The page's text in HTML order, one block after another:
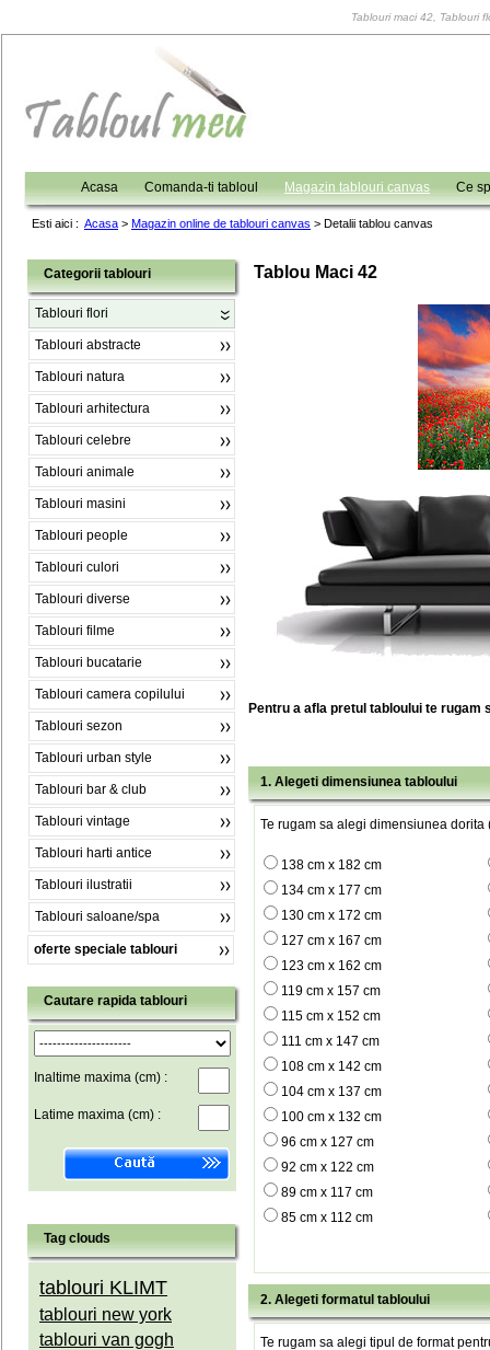
Tablouri maci 42, Tablouri
Acasa Comanda-ti tabloul Magazin tablouri canvas Ce
Esti aici : Acasa > Magazin online de tablouri canvas > Detalii tablou canvas
Categorii tablouri
Tablouri flori
Tablouri abstracte
Tablouri natura
Tablouri arhitectura
Tablouri celebre
Tablouri animale
Tablouri masini
Tablouri people
Tablouri culori
Tablouri diverse
Tablouri filme
Tablouri bucatarie
Tablouri camera copilului
Tablouri sezon
Tablouri urban style
Tablouri bar & club
Tablouri vintage
Tablouri harti antice
Tablouri ilustratii
Tablouri saloane/spa
oferte speciale tablouri
Cautare rapida tablouri
Inaltime maxima (cm) :
Latime maxima (cm) :
Tag clouds
tablouri KLIMT
tablouri new york
tablouri van gogh
Tablou Maci 42
Pentru a afla pretul tabloului te rugam
1. Alegeti dimensiunea tabloului
Te rugam sa alegi dimensiunea dorita
138 cm x 182 cm
134 cm x 177 cm
130 cm x 172 cm
127 cm x 167 cm
123 cm x 162 cm
119 cm x 157 cm
115 cm x 152 cm
111 cm x 147 cm
108 cm x 142 cm
104 cm x 137 cm
100 cm x 132 cm
96 cm x 127 cm
92 cm x 122 cm
89 cm x 117 cm
85 cm x 112 cm
2. Alegeti formatul tabloului
Te rugam sa alegi tipul de format